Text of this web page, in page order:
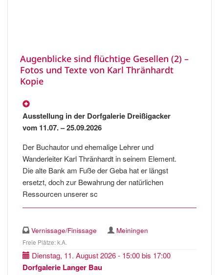
Augenblicke sind flüchtige Gesellen (2) –
Fotos und Texte von Karl Thränhardt
Kopie
Ausstellung in der Dorfgalerie Dreißigacker
vom 11.07. – 25.09.2026
Der Buchautor und ehemalige Lehrer und
Wanderleiter Karl Thränhardt in seinem Element.
Die alte Bank am Fuße der Geba hat er längst
ersetzt, doch zur Bewahrung der natürlichen
Ressourcen unserer sc
Vernissage/Finissage Meiningen
Freie Plätze: k.A.
Dienstag, 11. August 2026 - 15:00 bis 17:00
Dorfgalerie Langer Bau